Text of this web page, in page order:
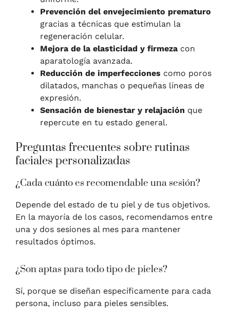
Prevención del envejecimiento prematuro
gracias a técnicas que estimulan la
regeneración celular.
Mejora de la elasticidad y firmeza con
aparatología avanzada.
Reducción de imperfecciones como poros
dilatados, manchas o pequeñas líneas de
expresión.
Sensación de bienestar y relajación que
repercute en tu estado general.
Preguntas frecuentes sobre rutinas
faciales personalizadas
¿Cada cuánto es recomendable una sesión?
Depende del estado de tu piel y de tus objetivos.
En la mayoría de los casos, recomendamos entre
una y dos sesiones al mes para mantener
resultados óptimos.
¿Son aptas para todo tipo de pieles?
Sí, porque se diseñan específicamente para cada
persona, incluso para pieles sensibles.